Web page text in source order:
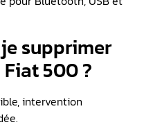
supprimer
500 ?
intervention